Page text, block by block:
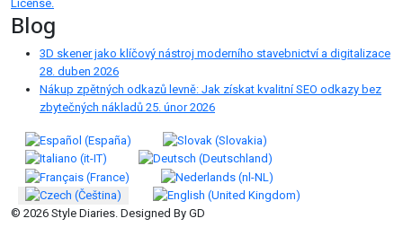
License.
Blog
3D skener jako klíčový nástroj moderního stavebnictví a digitalizace
28. duben 2026
Nákup zpětných odkazů levně: Jak získat kvalitní SEO odkazy bez
zbytečných nákladů 25. únor 2026
Zvolte jazyk
© 2026 Style Diaries. Designed By GD